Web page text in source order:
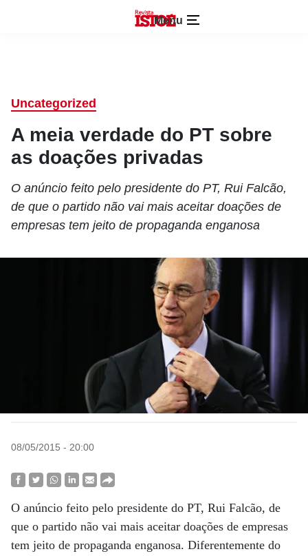
Menu
Uncategorized
A meia verdade do PT sobre
as doações privadas
O anúncio feito pelo presidente do PT, Rui Falcão,
de que o partido não vai mais aceitar doações de
empresas tem jeito de propaganda enganosa
08/05/2015 - 20:00
O anúncio feito pelo presidente do PT, Rui Falcão, de
que o partido não vai mais aceitar doações de empresas
tem jeito de propaganda enganosa. Diferentemente do